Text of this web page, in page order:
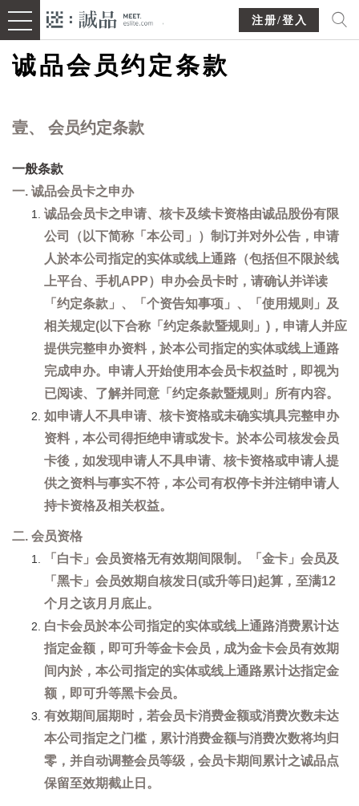
注册/登入
诚品会员约定条款
壹、 会员约定条款
一般条款
一. 诚品会员卡之申办
诚品会员卡之申请、核卡及续卡资格由诚品股份有限
公司（以下简称「本公司」）制订并对外公告，申请
人於本公司指定的实体或线上通路（包括但不限於线
上平台、手机APP）申办会员卡时，请确认并详读
「约定条款」、「个资告知事项」、「使用规则」及
相关规定(以下合称「约定条款暨规则」)，申请人并应
提供完整申办资料，於本公司指定的实体或线上通路
完成申办。申请人开始使用本会员卡权益时，即视为
已阅读、了解并同意「约定条款暨规则」所有内容。
如申请人不具申请、核卡资格或未确实填具完整申办
资料，本公司得拒绝申请或发卡。於本公司核发会员
卡後，如发现申请人不具申请、核卡资格或申请人提
供之资料与事实不符，本公司有权停卡并注销申请人
持卡资格及相关权益。
二. 会员资格
「白卡」会员资格无有效期间限制。「金卡」会员及
「黑卡」会员效期自核发日(或升等日)起算，至满12
个月之该月月底止。
白卡会员於本公司指定的实体或线上通路消费累计达
指定金额，即可升等金卡会员，成为金卡会员有效期
间内於，本公司指定的实体或线上通路累计达指定金
额，即可升等黑卡会员。
有效期间届期时，若会员卡消费金额或消费次数未达
本公司指定之门槛，累计消费金额与消费次数将均归
零，并自动调整会员等级，会员卡期间累计之诚品点
保留至效期截止日。